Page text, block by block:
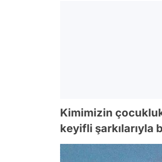
Kimimizin
keyifli şarkılarıyla